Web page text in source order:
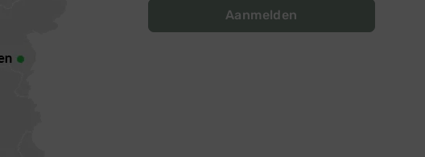
Aanmelden